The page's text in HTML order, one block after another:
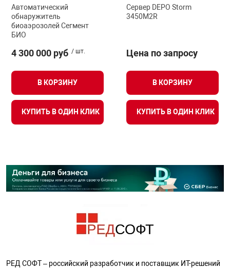
Автоматический
обнаружитель
биоаэрозолей Сегмент
БИО
4 300 000 руб / шт.
В КОРЗИНУ
КУПИТЬ В ОДИН КЛИК
Сервер DEPO Storm
3450M2R
Цена по запросу
В КОРЗИНУ
КУПИТЬ В ОДИН КЛИК
РЕД СОФТ – российский разработчик и поставщик ИТ-решений